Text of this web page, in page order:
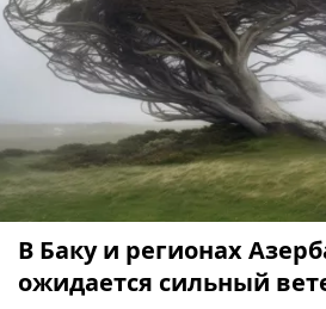
В Баку и регионах
ожидается сильный